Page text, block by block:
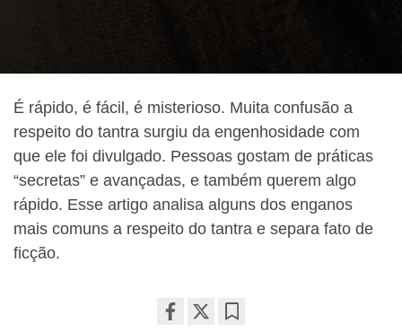
É rápido, é fácil, é misterioso. Muita confusão a
respeito do tantra surgiu da engenhosidade com
que ele foi divulgado. Pessoas gostam de práticas
“secretas” e avançadas, e também querem algo
rápido. Esse artigo analisa alguns dos enganos
mais comuns a respeito do tantra e separa fato de
ficção.